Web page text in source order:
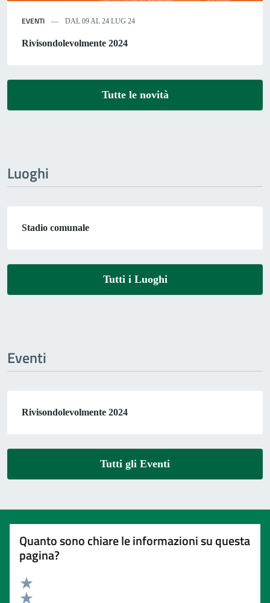
EVENTI DAL 09 AL 24 LUG 24
Rivisondolevolmente 2024
Tutte le novità
Luoghi
Stadio comunale
Tutti i Luoghi
Eventi
Rivisondolevolmente 2024
Tutti gli Eventi
Quanto sono chiare le informazioni su questa
pagina?
Valuta 5 stelle su 5